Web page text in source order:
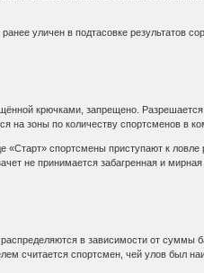
уличен в подтасовке результатов
крючками, запрещено.
на зоны по количеству спортсменов в
«Старт» спортсмены приступают к
не принимается забагренная и
в зависимости от суммы
считается спортсмен, чей улов был